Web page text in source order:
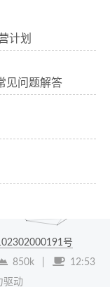
计划
见问题解答
号
850k
12:53
驱动